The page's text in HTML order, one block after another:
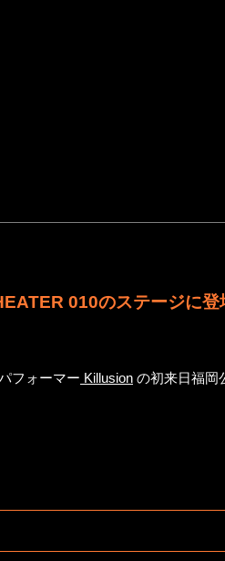
010のステージに登
フォーマー Killusion の初来日福岡